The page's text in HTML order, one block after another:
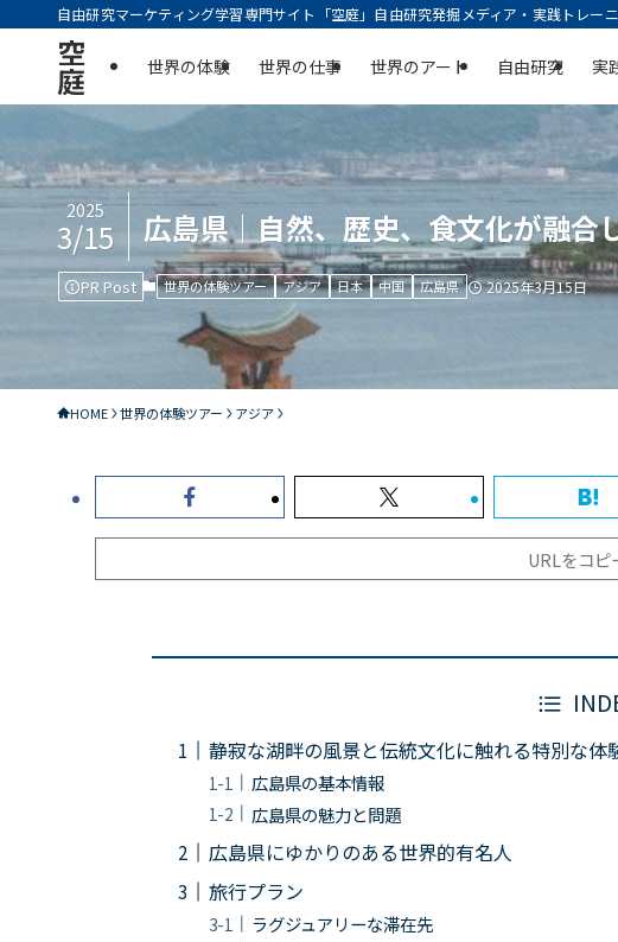
自由研究マーケティング学習専門サイト「空庭」自由研究発掘メディア・実践トレー
空
庭 世界の体験 世界の仕事 世界のアート 自由研究 実
広島県｜自然、歴史、食文化が融
2025
3/15
PR Post 世界の体験ツアー アジア 日本 中国 広島県 2025年3月15日
HOME 世界の体験ツアー アジア
URLをコピ
静寂な湖畔の風景と伝統文化に触れる特別な体
広島県の基本情報
広島県の魅力と問題
広島県にゆかりのある世界的有名人
旅行プラン
ラグジュアリーな滞在先